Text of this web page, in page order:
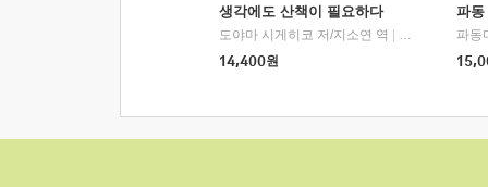
생각에도 산책이 필요하다
도야마 시게히코 저/지소연 역
알에이치코리
14,400원
파동
파동